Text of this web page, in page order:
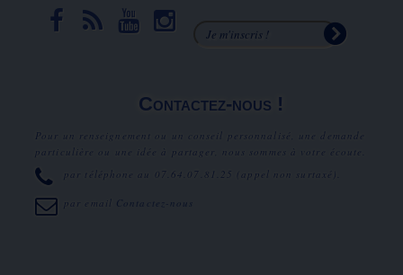
Contactez-nous !
Pour un renseignement ou un conseil personnalisé, une demande
particulière ou une idée à partager, nous sommes à votre écoute.
par téléphone au
07.64.07.81.25 (appel non surtaxé).
par email Contactez-nous